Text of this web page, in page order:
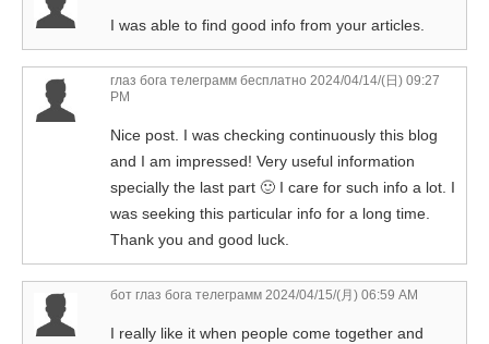
I was able to find good info from your articles.
глаз бога телеграмм бесплатно 2024/04/14/(日) 09:27
PM
Nice post. I was checking continuously this blog
and I am impressed! Very useful information
specially the last part 🙂 I care for such info a lot. I
was seeking this particular info for a long time.
Thank you and good luck.
бот глаз бога телеграмм 2024/04/15/(月) 06:59 AM
I really like it when people come together and